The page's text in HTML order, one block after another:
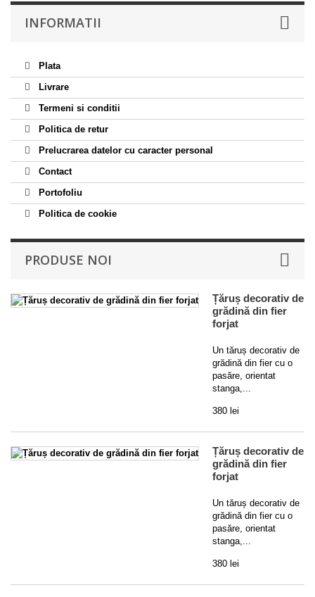
INFORMATII
Plata
Livrare
Termeni si conditii
Politica de retur
Prelucrarea datelor cu caracter personal
Contact
Portofoliu
Politica de cookie
PRODUSE NOI
Țăruș decorativ de
grădină din fier
forjat
Un tăruș decorativ de
grădină din fier cu o
pasăre, orientat
stanga,...
380 lei
Țăruș decorativ de
grădină din fier
forjat
Un tăruș decorativ de
grădină din fier cu o
pasăre, orientat
stanga,...
380 lei